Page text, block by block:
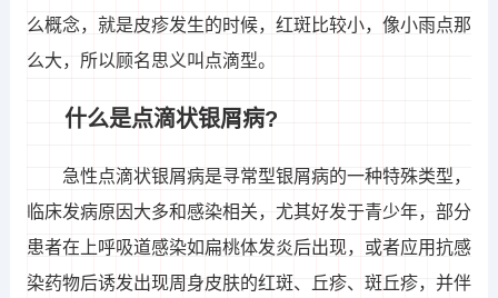
么概念，就是皮疹发生的时候，红斑比较小，像小雨点那
么大，所以顾名思义叫点滴型。
什么是点滴状银屑病?
急性点滴状银屑病是寻常型银屑病的一种特殊类型，
临床发病原因大多和感染相关，尤其好发于青少年，部分
患者在上呼吸道感染如扁桃体发炎后出现，或者应用抗感
染药物后诱发出现周身皮肤的红斑、丘疹、斑丘疹，并伴